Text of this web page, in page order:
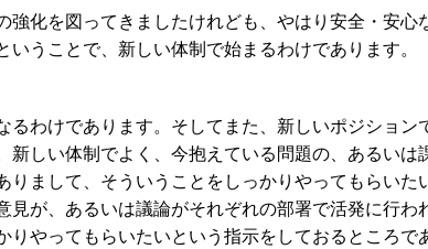
化を図ってきましたけれども、やはり安全・安
うことで、新しい体制で始まるわけであります。
わけであります。そしてまた、新しいポジショ
しい体制でよく、今抱えている問題の、あるい
まして、そういうことをしっかりやってもらい
が、あるいは議論がそれぞれの部署で活発に行わ
やってもらいたいという指示をしておるところで